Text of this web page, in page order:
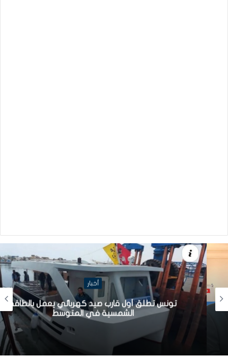
أخبار
تونس تطلق أول قارب صيد كهربائي يعمل بالطاقة
الشمسية في المتوسط